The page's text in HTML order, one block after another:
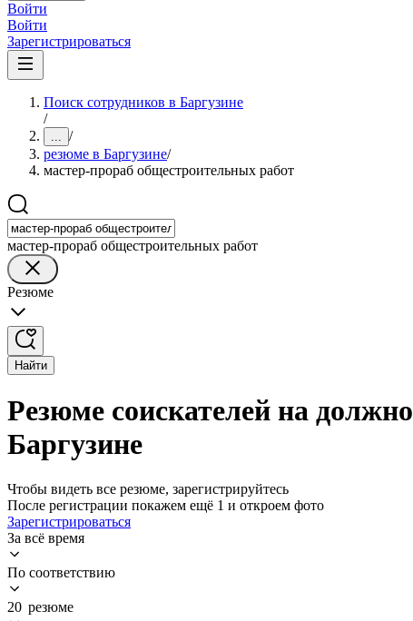
Войти
Войти
Зарегистрироваться
Поиск сотрудников в Баргузине
/
... /
резюме в Баргузине/
мастер-прораб общестроительных работ
мастер-прораб общестроительных работ
Резюме
Найти
Резюме соискателей на
Баргузине
Чтобы видеть все резюме, зарегистрируйтесь
После регистрации покажем ещё 1 и откроем фото
Зарегистрироваться
За всё время
По соответствию
20 резюме